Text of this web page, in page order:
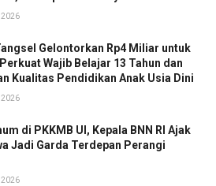
2026
Gelontorkan Rp4 Miliar untuk
Wajib Belajar 13 Tahun dan
Kualitas Pendidikan Anak Usia Dini
2026
di PKKMB UI, Kepala BNN RI Ajak
Jadi Garda Terdepan Perangi
2026